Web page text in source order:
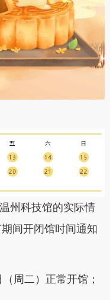
州科技馆的实际情
间开闭馆时间通知
周二）正常开馆；